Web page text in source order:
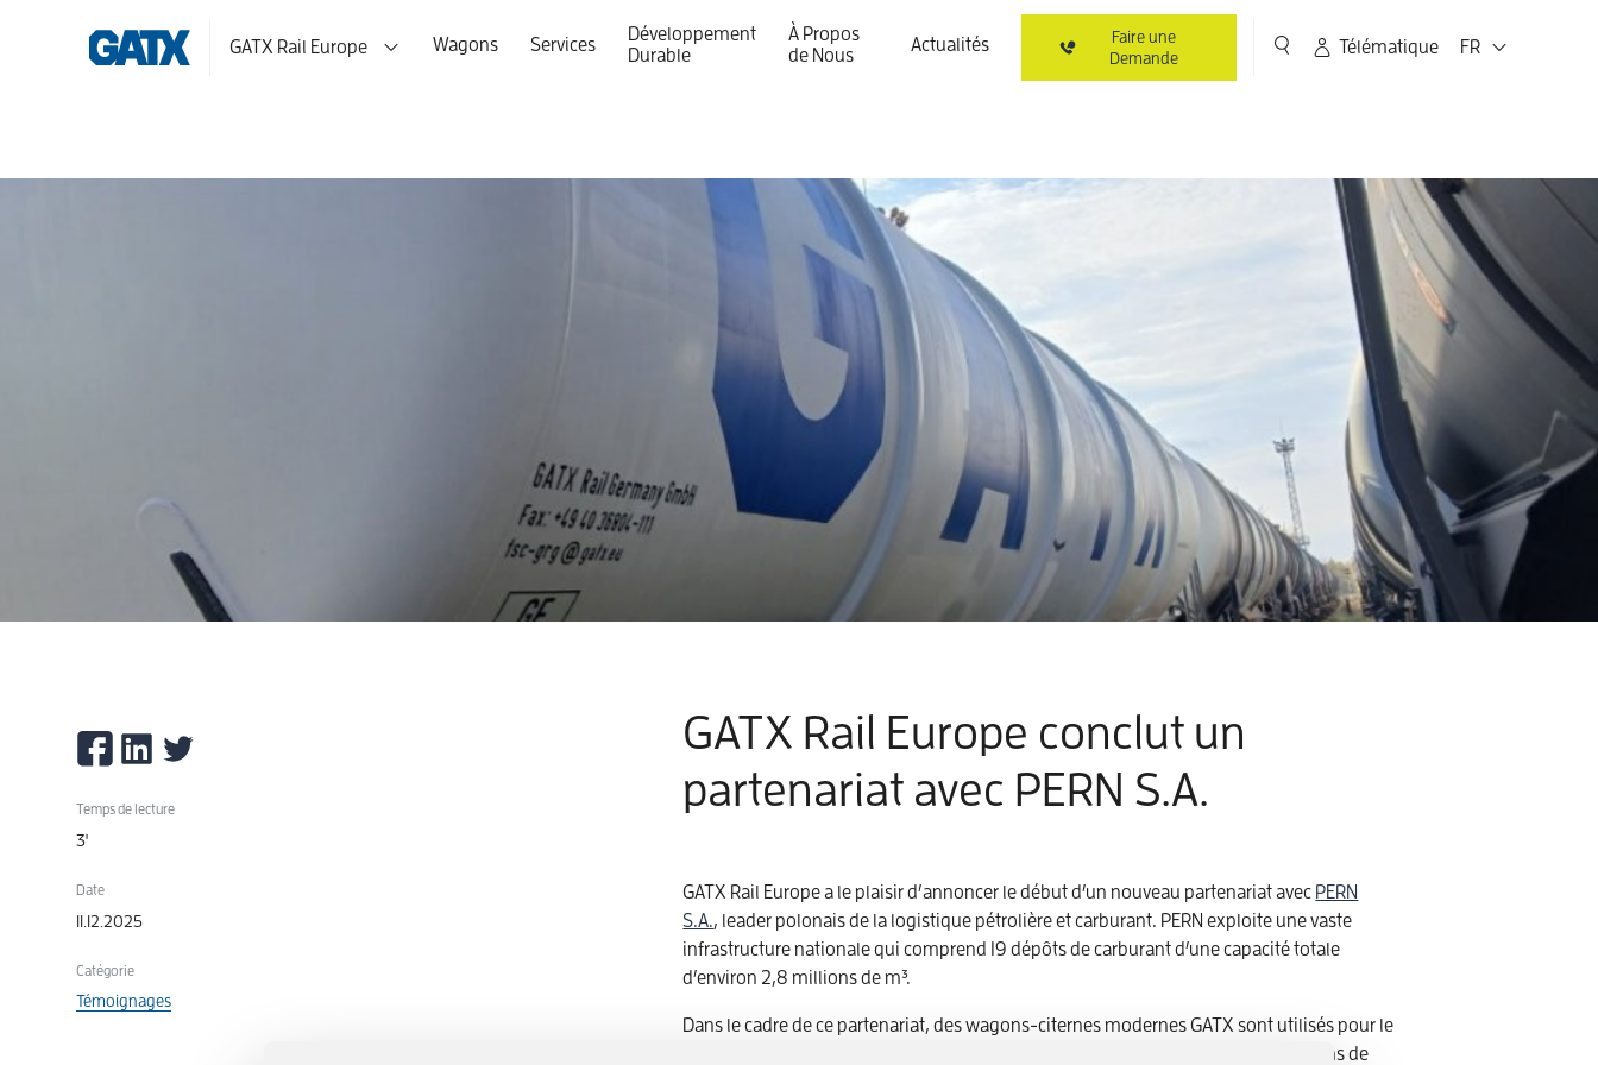
GATX Rail Europe Wagons Services
Développement
Durable
À Propos
de Nous
Actualités
Faire une
Demande
Télématique FR
Temps de lecture
3'
Date
11.12.2025
Catégorie
Témoignages
GATX Rail Europe conclut un
partenariat avec PERN S.A.
GATX Rail Europe a le plaisir d’annoncer le début d’un nouveau partenariat avec PERN
S.A., leader polonais de la logistique pétrolière et carburant. PERN exploite une vaste
infrastructure nationale qui comprend 19 dépôts de carburant d’une capacité totale
d’environ 2,8 millions de m³.
Dans le cadre de ce partenariat, des wagons-citernes modernes GATX sont utilisés pour le
transport de produits pétroliers, tels que le diesel et l’essence, entre les installations de